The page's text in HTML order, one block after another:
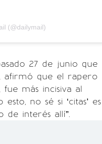
(@dailymail)
27 de junio que
afirmó que el rapero
más incisiva al
no sé si ‘citas’ es
de interés allí”.